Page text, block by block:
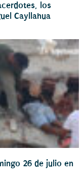
los
Cayllahua
26 de julio en